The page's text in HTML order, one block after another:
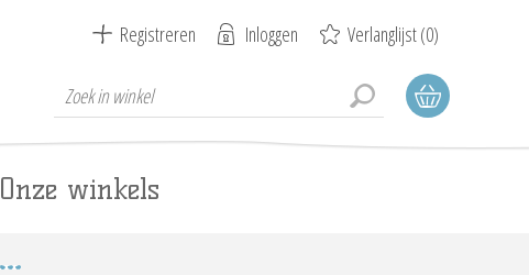
Registreren Inloggen Verlanglijst(0)
Onze winkels